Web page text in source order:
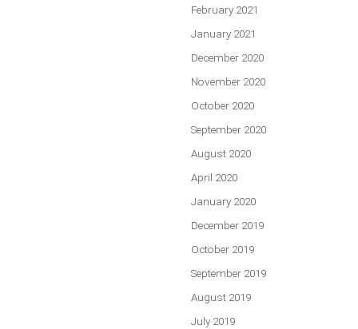
February 2021
January 2021
December 2020
November 2020
October 2020
September 2020
August 2020
April 2020
January 2020
December 2019
October 2019
September 2019
August 2019
July 2019